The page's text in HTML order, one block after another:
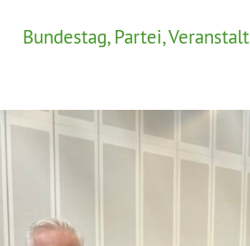
Bundestag, Partei,